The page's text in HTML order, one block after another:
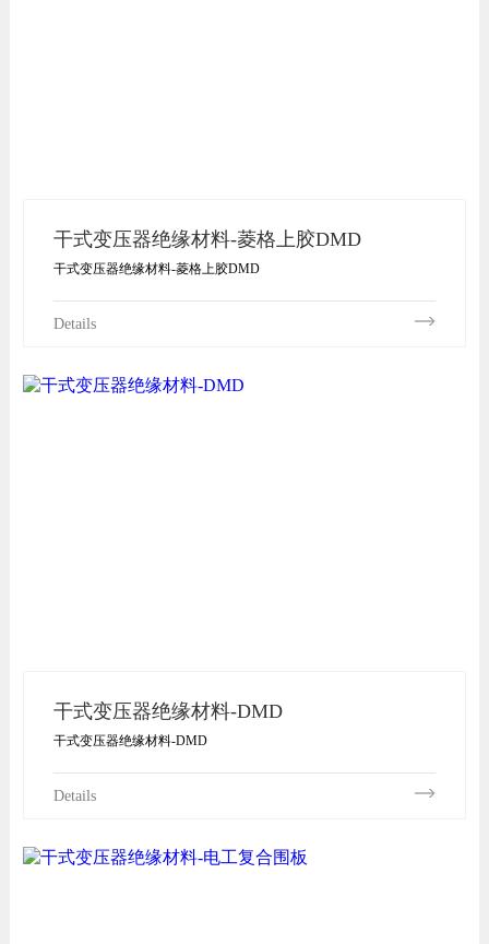
干式变压器绝缘材料-菱格上胶DMD
干式变压器绝缘材料-菱格上胶DMD
Details
干式变压器绝缘材料-DMD
干式变压器绝缘材料-DMD
Details